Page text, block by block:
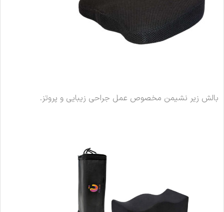
بالش زیر نشیمن مخصوص عمل جراحی زیبایی و پروتز.